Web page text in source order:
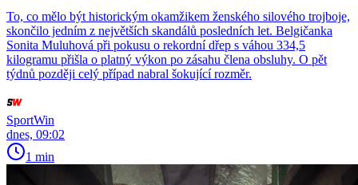
To, co mělo být historickým okamžikem ženského silového trojboje,
skončilo jedním z největších skandálů posledních let. Belgičanka
Sonita Muluhová při pokusu o rekordní dřep s váhou 334,5
kilogramu přišla o platný výkon po zásahu člena obsluhy. O pět
týdnů později celý případ nabral šokující rozměr.
SportWin
dnes, 09:02
1 min